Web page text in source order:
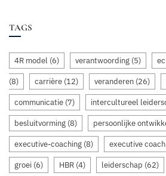
TAGS
4R model (6) verantwoording (5)
(8) carrière (12) veranderen (26)
communicatie (7) intercultureel
besluitvorming (8) persoonlijke
executive-coaching (8) executive
groei (6) HBR (4) leiderschap (62)